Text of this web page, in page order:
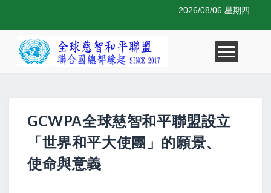
2026/08/06 星期四
GCWPA全球慈智和平聯盟設立
「世界和平大使團」的願景、
使命與意義